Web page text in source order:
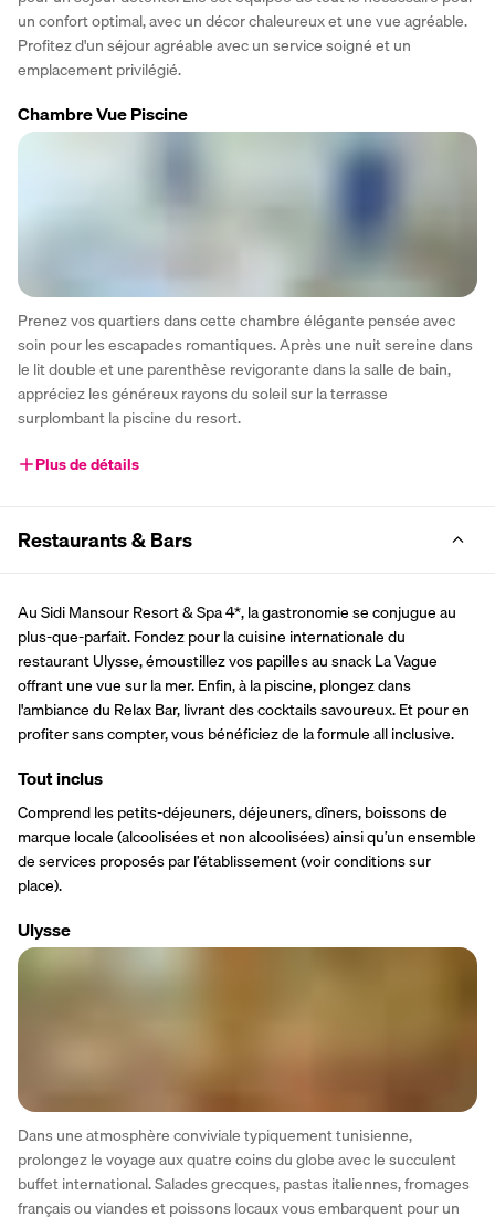
un confort optimal, avec un décor chaleureux et une vue agréable.
Profitez d'un séjour agréable avec un service soigné et un
emplacement privilégié.
Chambre Vue Piscine
Prenez vos quartiers dans cette chambre élégante pensée avec
soin pour les escapades romantiques. Après une nuit sereine dans
le lit double et une parenthèse revigorante dans la salle de bain,
appréciez les généreux rayons du soleil sur la terrasse
surplombant la piscine du resort.
Plus de détails
Restaurants & Bars
Au Sidi Mansour Resort & Spa 4*, la gastronomie se conjugue au
plus-que-parfait. Fondez pour la cuisine internationale du
restaurant Ulysse, émoustillez vos papilles au snack La Vague
offrant une vue sur la mer. Enfin, à la piscine, plongez dans
l'ambiance du Relax Bar, livrant des cocktails savoureux. Et pour en
profiter sans compter, vous bénéficiez de la formule all inclusive.
Tout inclus
Comprend les petits-déjeuners, déjeuners, dîners, boissons de
marque locale (alcoolisées et non alcoolisées) ainsi qu’un ensemble
de services proposés par l’établissement (voir conditions sur
place).
Ulysse
Dans une atmosphère conviviale typiquement tunisienne,
prolongez le voyage aux quatre coins du globe avec le succulent
buffet international. Salades grecques, pastas italiennes, fromages
français ou viandes et poissons locaux vous embarquent pour un